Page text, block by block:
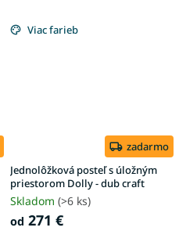
Viac farieb
zadarmo
Jednolôžková posteľ s úložným
priestorom Dolly - dub craft
Skladom (>6 ks)
od 271 €